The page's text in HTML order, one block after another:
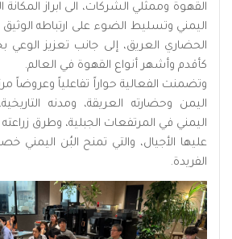
القهوة وممثلي الشركات، الى ابراز المكانة
اليمني وتسليط الضوء على ارتباطه الوثيق
الحضاري العريق، إلى جانب تعزيز الوعي
كأقدم وأشهر أنواع القهوة في العالم.
وتضمنت الفعالية حواراً تفاعلياً وعروضاً
اليمن وحضارته العريقة، ومدنه
اليمني في المرتفعات الجبلية، وطرق
عليها الأجيال، والتي تمنح البُن اليمني
الفريدة.